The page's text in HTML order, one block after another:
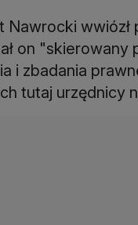
Nawrocki
on "skierowany
i zbadania
tutaj urzędnicy